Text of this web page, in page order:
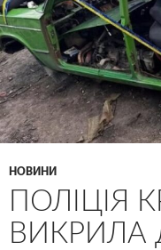
НОВИНИ
ПОЛІЦІЯ
ВИКРИЛА